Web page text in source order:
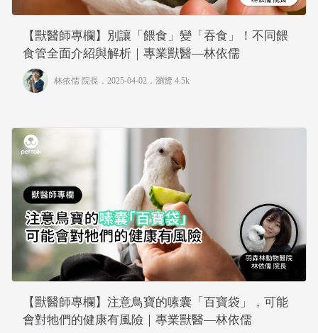
【獸醫師專欄】別讓「餵食」變「吞食」！不同餵
食管全面介紹與解析｜專業獸醫—林依儒
林依儒 院長 ．2025-04-02． 瀏覽 4.5k
【獸醫師專欄】注意鳥寶的嗉囊「百寶袋」，可能
會對牠們的健康有風險｜專業獸醫—林依儒